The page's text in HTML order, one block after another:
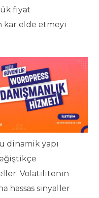
fiyat
kar elde etmeyi
dinamik yapı
Volatilitenin
hassas sinyaller